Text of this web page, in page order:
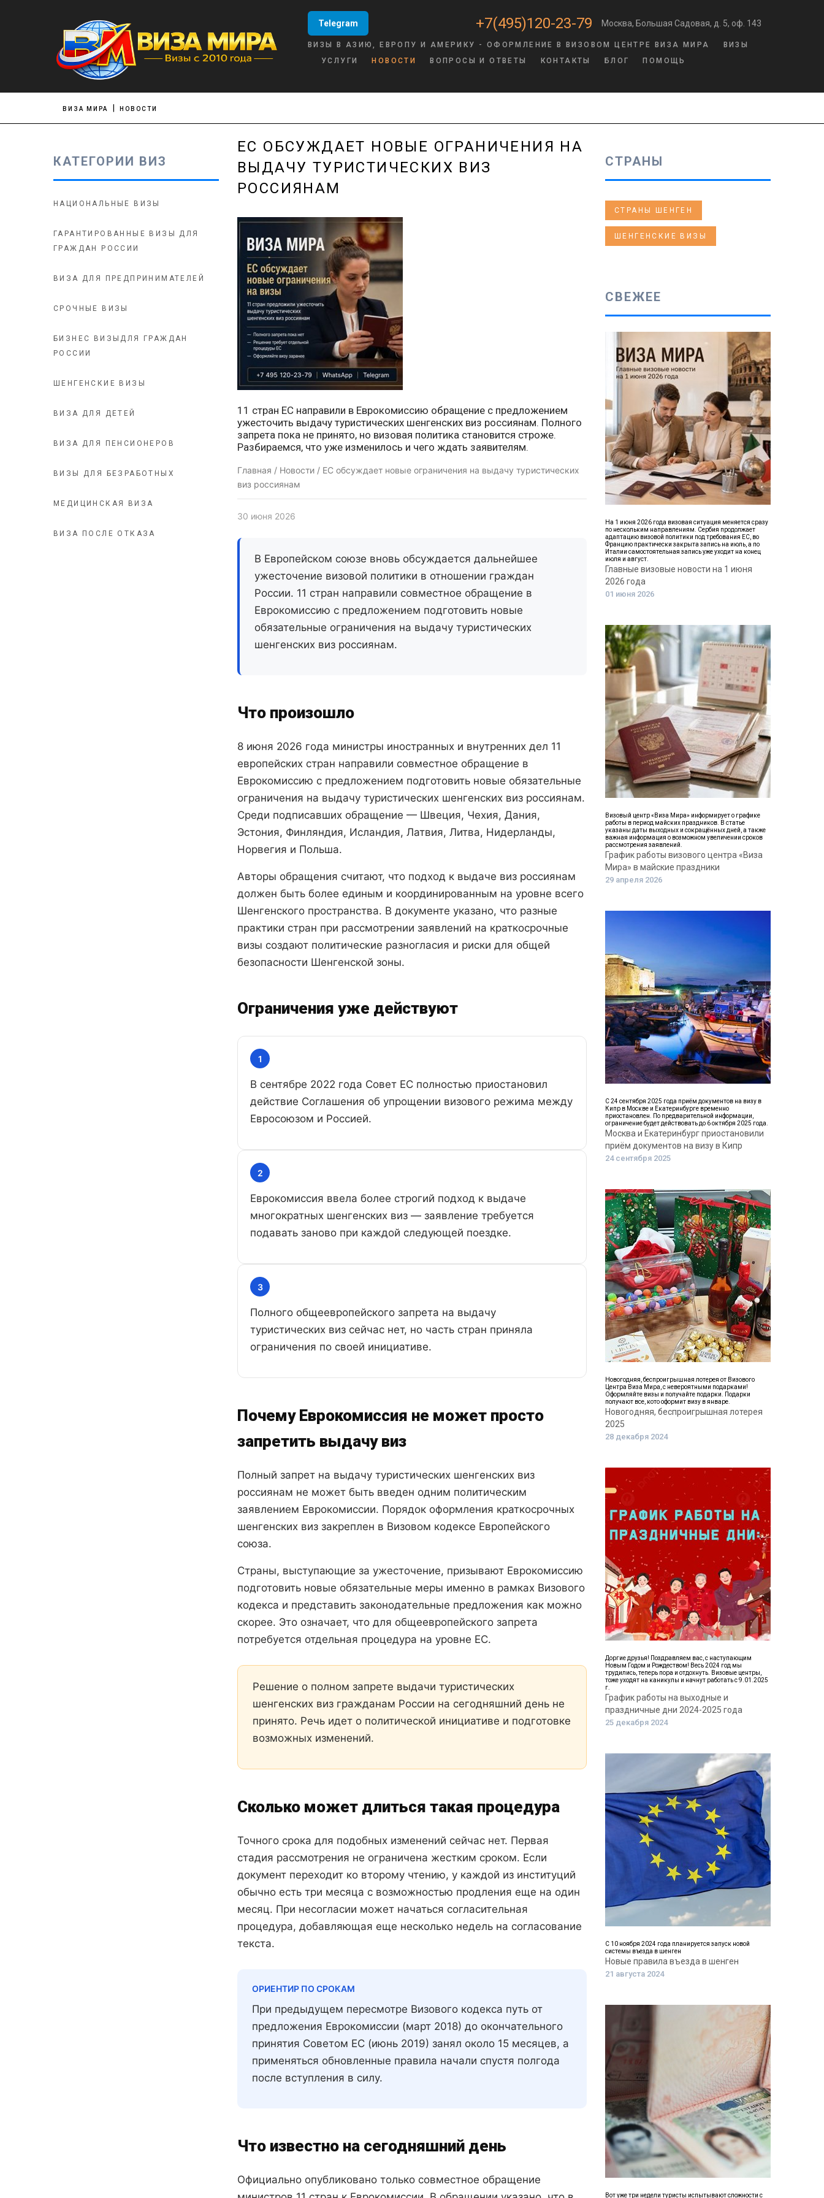
Москва, Большая Садовая, д. 5, оф. 143
+7(495)120-23-79
Telegram
ВИЗЫ В АЗИЮ, ЕВРОПУ И АМЕРИКУ - ОФОРМЛЕНИЕ В ВИЗОВОМ ЦЕНТРЕ ВИЗА МИРА
ВИЗЫ
УСЛУГИ
НОВОСТИ ВОПРОСЫ И ОТВЕТЫ КОНТАКТЫ БЛОГ ПОМОЩЬ
ВИЗА МИРА НОВОСТИ
ЕС ОБСУЖДАЕТ НОВЫЕ ОГРАНИЧЕНИЯ НА
ВЫДАЧУ ТУРИСТИЧЕСКИХ ВИЗ
РОССИЯНАМ
11 стран ЕС направили в Еврокомиссию обращение с предложением
ужесточить выдачу туристических шенгенских виз россиянам. Полного
запрета пока не принято, но визовая политика становится строже.
Разбираемся, что уже изменилось и чего ждать заявителям.
Главная / Новости / ЕС обсуждает новые ограничения на выдачу туристических
виз россиянам
30 июня 2026
В Европейском союзе вновь обсуждается дальнейшее
ужесточение визовой политики в отношении граждан
России. 11 стран направили совместное обращение в
Еврокомиссию с предложением подготовить новые
обязательные ограничения на выдачу туристических
шенгенских виз россиянам.
Что произошло
8 июня 2026 года министры иностранных и внутренних дел 11
европейских стран направили совместное обращение в
Еврокомиссию с предложением подготовить новые обязательные
ограничения на выдачу туристических шенгенских виз россиянам.
Среди подписавших обращение — Швеция, Чехия, Дания,
Эстония, Финляндия, Исландия, Латвия, Литва, Нидерланды,
Норвегия и Польша.
Авторы обращения считают, что подход к выдаче виз россиянам
должен быть более единым и координированным на уровне всего
Шенгенского пространства. В документе указано, что разные
практики стран при рассмотрении заявлений на краткосрочные
визы создают политические разногласия и риски для общей
безопасности Шенгенской зоны.
Ограничения уже действуют
1
В сентябре 2022 года Совет ЕС полностью приостановил
действие Соглашения об упрощении визового режима между
Евросоюзом и Россией.
2
Еврокомиссия ввела более строгий подход к выдаче
многократных шенгенских виз — заявление требуется
подавать заново при каждой следующей поездке.
3
Полного общеевропейского запрета на выдачу
туристических виз сейчас нет, но часть стран приняла
ограничения по своей инициативе.
Почему Еврокомиссия не может просто
запретить выдачу виз
Полный запрет на выдачу туристических шенгенских виз
россиянам не может быть введен одним политическим
заявлением Еврокомиссии. Порядок оформления краткосрочных
шенгенских виз закреплен в Визовом кодексе Европейского
союза.
Страны, выступающие за ужесточение, призывают Еврокомиссию
подготовить новые обязательные меры именно в рамках Визового
кодекса и представить законодательные предложения как можно
скорее. Это означает, что для общеевропейского запрета
потребуется отдельная процедура на уровне ЕС.
Решение о полном запрете выдачи туристических
шенгенских виз гражданам России на сегодняшний день не
принято. Речь идет о политической инициативе и подготовке
возможных изменений.
Сколько может длиться такая процедура
Точного срока для подобных изменений сейчас нет. Первая
стадия рассмотрения не ограничена жестким сроком. Если
документ переходит ко второму чтению, у каждой из институций
обычно есть три месяца с возможностью продления еще на один
месяц. При несогласии может начаться согласительная
процедура, добавляющая еще несколько недель на согласование
текста.
ОРИЕНТИР ПО СРОКАМ
При предыдущем пересмотре Визового кодекса путь от
предложения Еврокомиссии (март 2018) до окончательного
принятия Советом ЕС (июнь 2019) занял около 15 месяцев, а
применяться обновленные правила начали спустя полгода
после вступления в силу.
Что известно на сегодняшний день
Официально опубликовано только совместное обращение
КАТЕГОРИИ ВИЗ
НАЦИОНАЛЬНЫЕ ВИЗЫ
ГАРАНТИРОВАННЫЕ ВИЗЫ ДЛЯ
ГРАЖДАН РОССИИ
ВИЗА ДЛЯ ПРЕДПРИНИМАТЕЛЕЙ
СРОЧНЫЕ ВИЗЫ
БИЗНЕС ВИЗЫДЛЯ ГРАЖДАН
РОССИИ
ШЕНГЕНСКИЕ ВИЗЫ
ВИЗА ДЛЯ ДЕТЕЙ
ВИЗА ДЛЯ ПЕНСИОНЕРОВ
ВИЗЫ ДЛЯ БЕЗРАБОТНЫХ
МЕДИЦИНСКАЯ ВИЗА
ВИЗА ПОСЛЕ ОТКАЗА
СТРАНЫ
СТРАНЫ ШЕНГЕН
ШЕНГЕНСКИЕ ВИЗЫ
СВЕЖЕЕ
На 1 июня 2026 года визовая ситуация меняется сразу
по нескольким направлениям. Сербия продолжает
адаптацию визовой политики под требования ЕС, во
Францию практически закрыта запись на июль, а по
Италии самостоятельная запись уже уходит на конец
июля и август.
Главные визовые новости на 1 июня
2026 года
01 июня 2026
Визовый центр «Виза Мира» информирует о графике
работы в период майских праздников. В статье
указаны даты выходных и сокращённых дней, а также
важная информация о возможном увеличении сроков
рассмотрения заявлений.
График работы визового центра «Виза
Мира» в майские праздники
29 апреля 2026
С 24 сентября 2025 года приём документов на визу в
Кипр в Москве и Екатеринбурге временно
приостановлен. По предварительной информации,
ограничение будет действовать до 6 октября 2025 года.
Москва и Екатеринбург приостановили
приём документов на визу в Кипр
24 сентября 2025
Новогодняя, беспроигрышная лотерея от Визового
Центра Виза Мира, с невероятными подарками!
Оформляйте визы и получайте подарки. Подарки
получают все, кото оформит визу в январе.
Новогодняя, беспроигрышная лотерея
2025
28 декабря 2024
Доргие друзья! Поздравляем вас, с наступающим
Новым Годом и Рождеством! Весь 2024 год мы
трудились, теперь пора и отдохнуть. Визовые центры,
тоже уходят на каникулы и начнут работать с 9.01.2025
г.
График работы на выходные и
праздничные дни 2024-2025 года
25 декабря 2024
С 10 ноября 2024 года планируется запуск новой
системы въезда в шенген
Новые правила въезда в шенген
21 августа 2024
Вот уже три недели туристы испытывают сложности с